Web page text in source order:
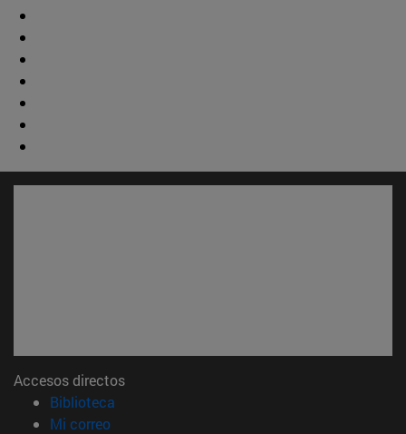
Accesos directos
Biblioteca
Mi correo(abre en nueva ventana)